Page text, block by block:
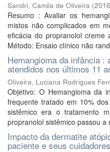
Sandri, Camila de Oliveira (2016
Resumo : Avaliar os
mistos não complicados em
eficácia do propranolol
Método: Ensaio clínico não
Hemangioma da infância :
atendidos nos últimos 11
Oliveira, Luciana Rodrigues
Objetivo: O Hemangioma da
frequente tratado em 10%
sistêmico era o tratamento
propranolol sistêmico passou a
Impacto da dermatite
paciente e seus cuidadores